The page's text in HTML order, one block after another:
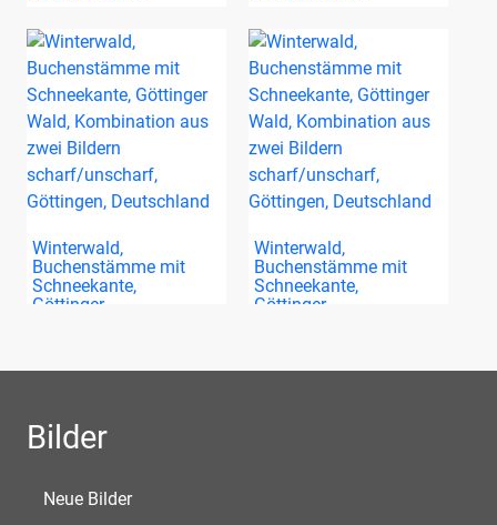
Winterwald,
Buchenstämme mit
Schneekante,
Göttinger…
Winterwald,
Buchenstämme mit
Schneekante,
Göttinger…
Bilder
Neue Bilder